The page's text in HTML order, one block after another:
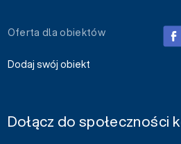
Oferta dla obiektów
Dodaj swój obiekt
Dołącz do społeczności